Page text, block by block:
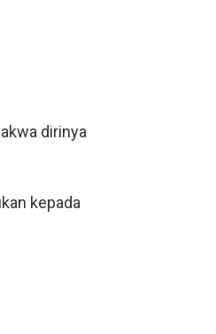
dirinya
kepada